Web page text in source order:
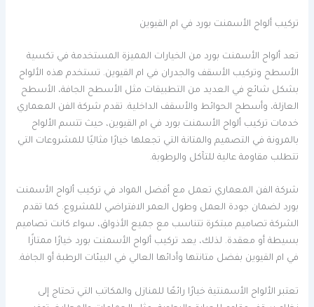
تركيب ألواح الأسمنت بورد في ام القيوين
تعد ألواح الأسمنت بورد من الخيارات المميزة المستخدمة في تكسية
الأسطح وتركيب الأسقف والجدران في ام القيوين. تستخدم هذه الألواح
بشكل شائع في العديد من التطبيقات مثل الأسطح الجافة، الأسطح
العازلة، وأسطح الحوائط والأسقف الداخلية. تقدم شركة الفن المعماري
خدمات تركيب ألواح الأسمنت بورد في ام القيوين، حيث تتسم الألواح
بالمرونة في التصميم والمتانة التي تجعلها خيارًا مثاليًا للمشروعات التي
تتطلب مقاومة عالية للتآكل والرطوبة.
شركة الفن المعماري تعمل مع أفضل المواد في تركيب ألواح الأسمنت
بورد لضمان جودة العمل وطول العمر الافتراضي للمشروع. كما تقدم
الشركة تصاميم مبتكرة تتناسب مع جميع الأذواق، سواء كانت تصاميم
بسيطة أو معقدة. لذلك، يعد تركيب ألواح الأسمنت بورد خيارًا ممتازًا
في ام القيوين بفضل متانتها وأدائها العالي في البيئات الرطبة أو الجافة.
تعتبر الألواح الأسمنتية خيارًا رائعًا للمنازل والمكاتب التي تحتاج إلى